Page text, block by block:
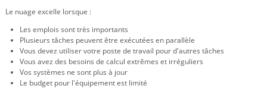
Le nuage excelle lorsque :
Les emplois sont très importants
Plusieurs tâches peuvent être exécutées en parallèle
Vous devez utiliser votre poste de travail pour d'autres tâches
Vous avez des besoins de calcul extrêmes et irréguliers
Vos systèmes ne sont plus à jour
Le budget pour l'équipement est limité